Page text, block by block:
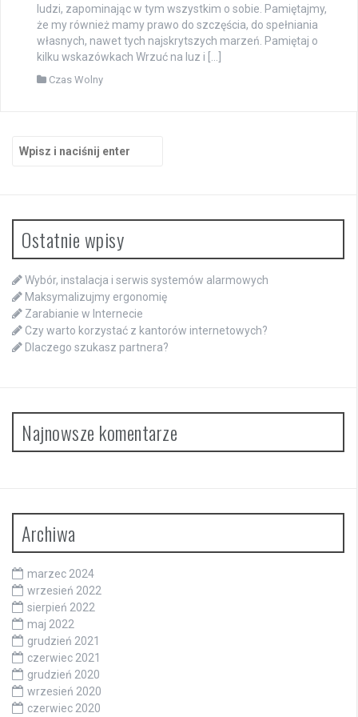
ludzi, zapominając w tym wszystkim o sobie. Pamiętajmy,
że my również mamy prawo do szczęścia, do spełniania
własnych, nawet tych najskrytszych marzeń. Pamiętaj o
kilku wskazówkach Wrzuć na luz i […]
Czas Wolny
Ostatnie wpisy
Wybór, instalacja i serwis systemów alarmowych
Maksymalizujmy ergonomię
Zarabianie w Internecie
Czy warto korzystać z kantorów internetowych?
Dlaczego szukasz partnera?
Najnowsze komentarze
Archiwa
marzec 2024
wrzesień 2022
sierpień 2022
maj 2022
grudzień 2021
czerwiec 2021
grudzień 2020
wrzesień 2020
czerwiec 2020